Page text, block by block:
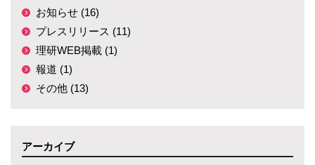
お知らせ (16)
プレスリリース (11)
理研WEB掲載 (1)
報道 (1)
その他 (13)
アーカイブ